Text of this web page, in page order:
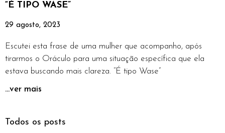
“É TIPO WASE”
29 agosto, 2023
Escutei esta frase de uma mulher que acompanho, após
tirarmos o Oráculo para uma situação específica que ela
estava buscando mais clareza. “É tipo Wase”
...ver mais
Todos os posts